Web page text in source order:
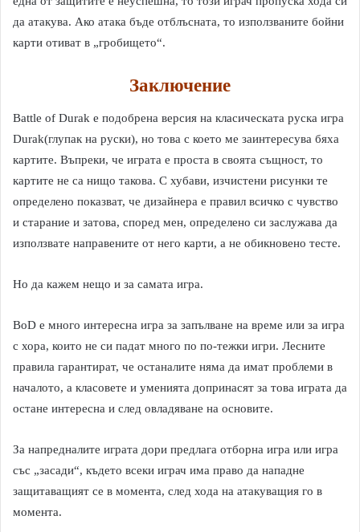
да атакува. Ако атака бъде отблъсната, то използваните бойни
карти отиват в „гробището“.
Заключение
Battle of Durak e подобрена версия на класическата руска игра
Durak(глупак на руски), но това с което ме заинтересува бяха
картите. Въпреки, че играта е проста в своята същност, то
картите не са нищо такова. С хубави, изчистени рисунки те
определено показват, че дизайнера е правил всичко с чувство
и старание и затова, според мен, определено си заслужава да
използвате направените от него карти, а не обикновено тесте.
Но да кажем нещо и за самата игра.
BoD е много интересна игра за запълване на време или за игра
с хора, които не си падат много по по-тежки игри. Лесните
правила гарантират, че останалите няма да имат проблеми в
началото, а класовете и уменията допринасят за това играта да
остане интересна и след овладяване на основите.
За напредналите играта дори предлага отборна игра или игра
със „засади“, където всеки играч има право да нападне
защитаващият се в момента, след хода на атакуващия го в
момента.